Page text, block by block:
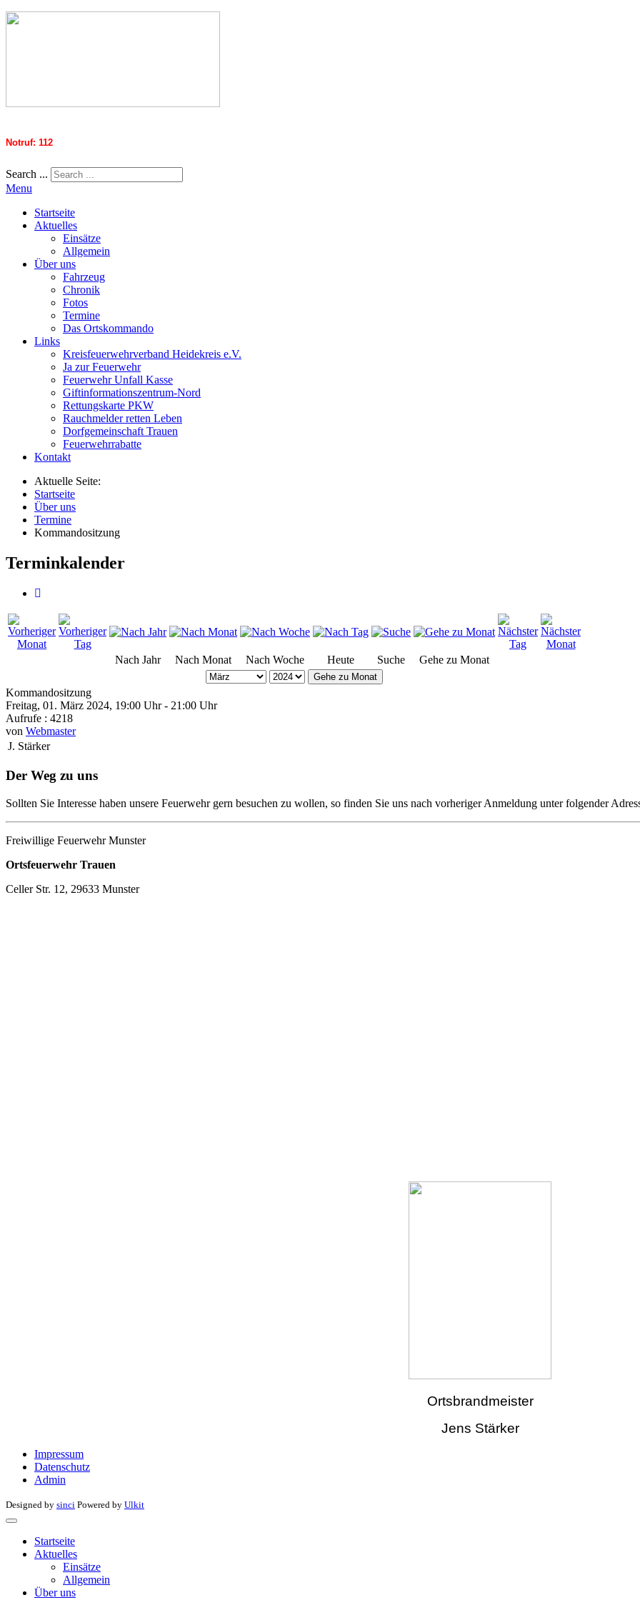
Notruf: 112
Search ...
Menu
Startseite
Aktuelles
Einsätze
Allgemein
Über uns
Fahrzeug
Chronik
Fotos
Termine
Das Ortskommando
Links
Kreisfeuerwehrverband Heidekreis e.V.
Ja zur Feuerwehr
Feuerwehr Unfall Kasse
Giftinformationszentrum-Nord
Rettungskarte PKW
Rauchmelder retten Leben
Dorfgemeinschaft Trauen
Feuerwehrrabatte
Kontakt
Aktuelle Seite:
Startseite
Über uns
Termine
Kommandositzung
Terminkalender
Nach Jahr Nach Monat Nach Woche Heute Suche Gehe zu Monat
Gehe zu Monat
Kommandositzung
Freitag, 01. März 2024, 19:00 Uhr - 21:00 Uhr
Aufrufe : 4218
von Webmaster
J. Stärker
Der Weg zu uns
Sollten Sie Interesse haben unsere Feuerwehr gern besuchen zu wollen, so finden Sie uns nach vorheriger Anmeldung unter folgender
Freiwillige Feuerwehr Munster
Ortsfeuerwehr Trauen
Celler Str. 12, 29633 Munster
Ortsbrandmeister
Jens Stärker
Impressum
Datenschutz
Admin
Designed by sinci Powered by Ulkit
Startseite
Aktuelles
Einsätze
Allgemein
Über uns